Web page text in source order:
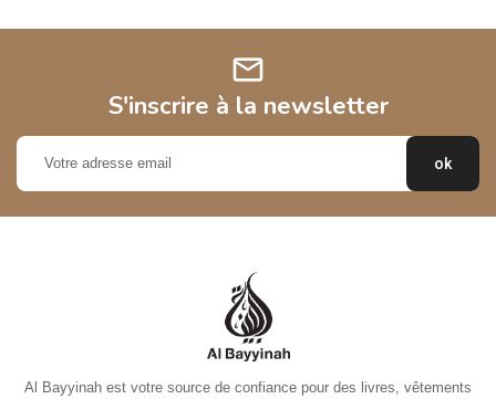
mail
S'inscrire à la newsletter
Al Bayyinah est votre source de confiance pour des livres, vêtements